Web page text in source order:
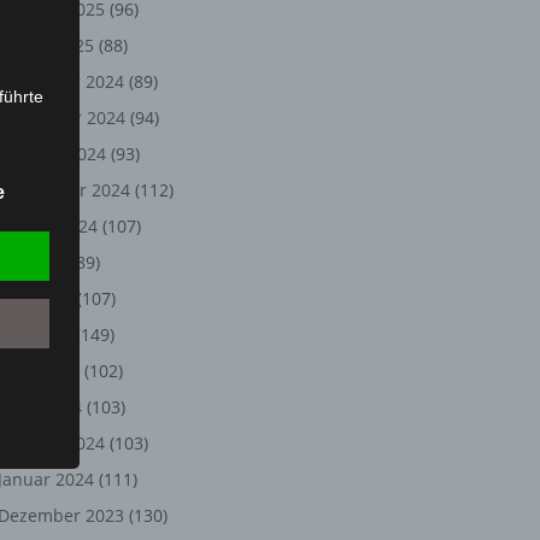
Februar 2025 (96)
Januar 2025 (88)
Dezember 2024 (89)
November 2024 (94)
Oktober 2024 (93)
2024 (112)
2024 (107)
(89)
2024
(107)
(149)
(102)
März 2024 (103)
Februar 2024 (103)
Januar 2024 (111)
Dezember 2023 (130)